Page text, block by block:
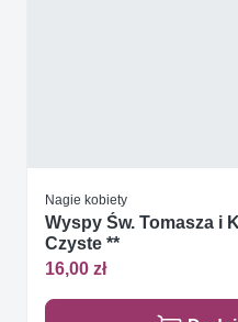
Nagie kobiety
Wyspy Św. Tomasza i
Czyste **
16,00 zł